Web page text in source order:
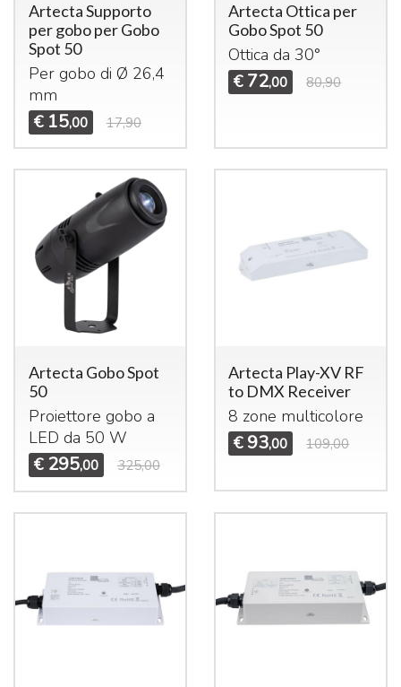
Artecta Supporto
per gobo per Gobo
Spot 50
Per gobo di Ø 26,4
mm
€ 15,00 17,90
Artecta Ottica per
Gobo Spot 50
Ottica da 30°
€ 72,00 80,90
Artecta Gobo Spot
50
Proiettore gobo a
LED da 50 W
€ 295,00 325,00
Artecta Play-XV RF
to DMX Receiver
8 zone multicolore
€ 93,00 109,00